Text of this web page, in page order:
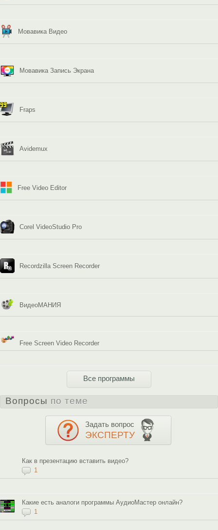
Мовавика Видео
Мовавика Запись Экрана
Fraps
Avidemux
Free Video Editor
Corel VideoStudio Pro
Recordzilla Screen Recorder
ВидеоМАНИЯ
Free Screen Video Recorder
Все программы
Вопросы по теме
Задать вопрос
ЭКСПЕРТУ
Как в презентацию вставить видео?
1
Какие есть аналоги программы АудиоМастер онлайн?
1